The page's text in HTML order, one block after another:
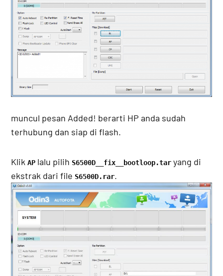
muncul pesan Added! berarti HP anda sudah
terhubung dan siap di flash.
KlikAP lalu pilih S6500D__fix__bootloop.tar yang di
ekstrak dari file S6500D.rar.